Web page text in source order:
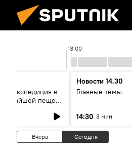
13:00
экспедиция в
пещере
Новости 14.30
Главные темы
14:30 3 мин
Вчера Сегодня